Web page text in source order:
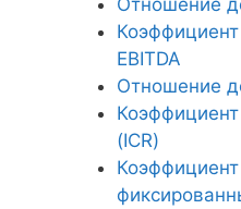
EBITDA
Отношение
(ICR)